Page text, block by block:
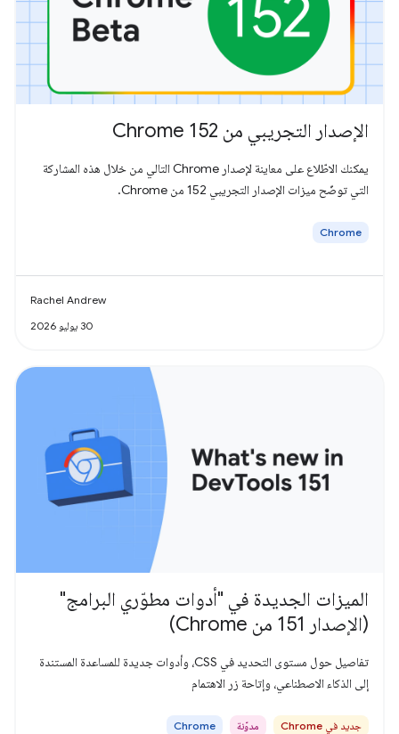
الإصدار التجريبي من Chrome 152
يمكنك الاطّلاع على معاينة لإصدار Chrome التالي من خلال هذه المشاركة
التي توضّح ميزات الإصدار التجريبي 152 من Chrome.
Chrome
Rachel Andrew
30 يوليو 2026
الميزات الجديدة في "أدوات مطوّري البرامج"
(الإصدار 151 من Chrome)
تفاصيل حول مستوى التحديد في CSS، وأدوات جديدة للمساعدة المستندة
إلى الذكاء الاصطناعي، وإتاحة زر الاهتمام
جديد في Chrome مدوّنة Chrome